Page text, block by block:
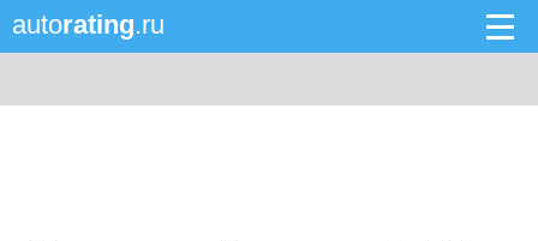
autorating.ru